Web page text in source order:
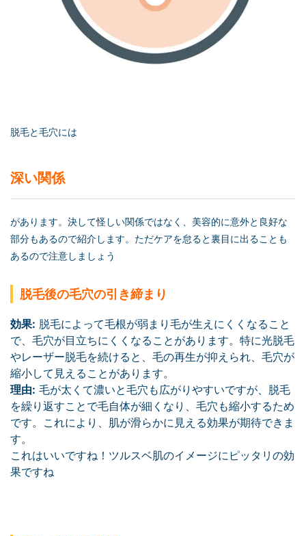
脱毛と毛穴には
深い関係
があります。決して怪しい関係ではなく、美容的に意外と良好な
部分もあるので紹介します。ただケアを怠ると裏目に出ることも
あるので注意しましょう
脱毛後の毛穴の引き締まり
効果: 脱毛によって毛根が弱まり毛が生えにくくなること
で、毛穴が目立ちにくくなることがあります。特に光脱毛
やレーザー脱毛を続けると、毛の再生が抑えられ、毛穴が
縮小して見えることがあります。
理由: 毛が太くて濃いと毛穴も広がりやすいですが、脱毛
を繰り返すことで毛自体が細くなり、毛穴も縮小するため
です。これにより、肌が滑らかに見える効果が期待できま
す。
これはいいですね！ツルスベ肌のイメージにピッタリの効
果ですね